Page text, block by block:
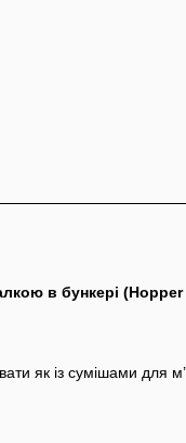
в бункері (Hopper
як із сумішами для